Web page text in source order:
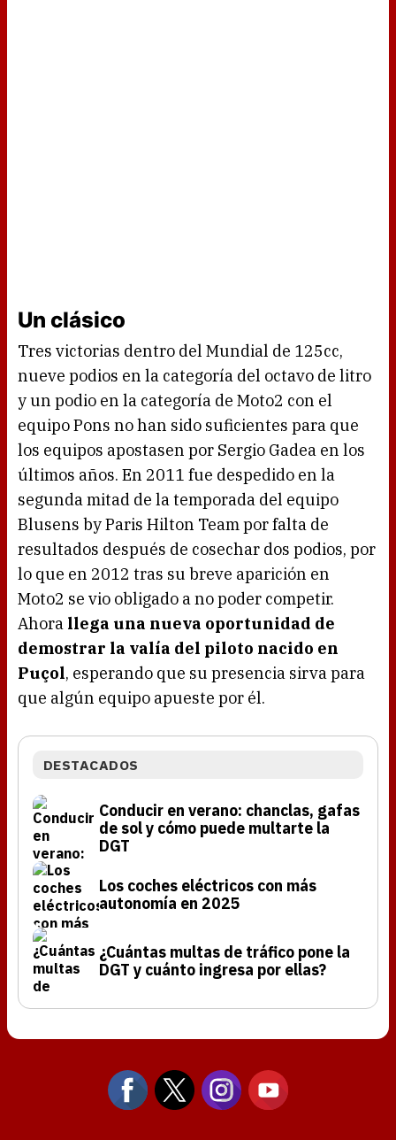
Un clásico
Tres victorias dentro del Mundial de 125cc,
nueve podios en la categoría del octavo de litro
y un podio en la categoría de Moto2 con el
equipo Pons no han sido suficientes para que
los equipos apostasen por Sergio Gadea en los
últimos años. En 2011 fue despedido en la
segunda mitad de la temporada del equipo
Blusens by Paris Hilton Team por falta de
resultados después de cosechar dos podios, por
lo que en 2012 tras su breve aparición en
Moto2 se vio obligado a no poder competir.
Ahora llega una nueva oportunidad de
demostrar la valía del piloto nacido en
Puçol, esperando que su presencia sirva para
que algún equipo apueste por él.
DESTACADOS
Conducir en verano: chanclas, gafas
de sol y cómo puede multarte la
DGT
Los coches eléctricos con más
autonomía en 2025
¿Cuántas multas de tráfico pone la
DGT y cuánto ingresa por ellas?